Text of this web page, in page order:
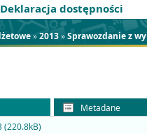
Deklaracja dostępności
»2013»Sprawozdanie z
Metadane
(220.8kB)